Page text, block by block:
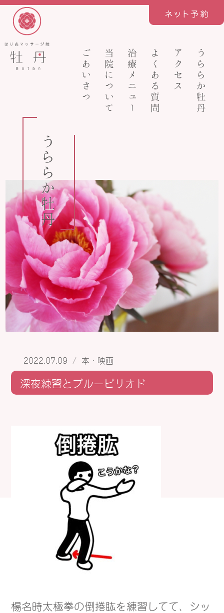
ごあいさつ 当院について 治療メニュー よくある質問 アクセス うららか牡丹
うららか牡丹
2022.07.09 / 本・映画
深夜練習とブルーピリオド
楊名時太極拳の倒捲肱を練習してて、シッ